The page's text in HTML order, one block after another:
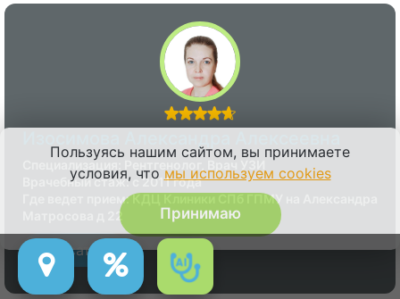
Специализация: Рентгенолог, Врач УЗИ
Врачебный стаж: с 2011 года
Где ведет прием: КДЦ Клиники СПб ГПМУ на Александра
Матросова д 22
Записаться
Пользуясь нашим сайтом, вы принимаете
условия, что мы используем cookies
Принимаю